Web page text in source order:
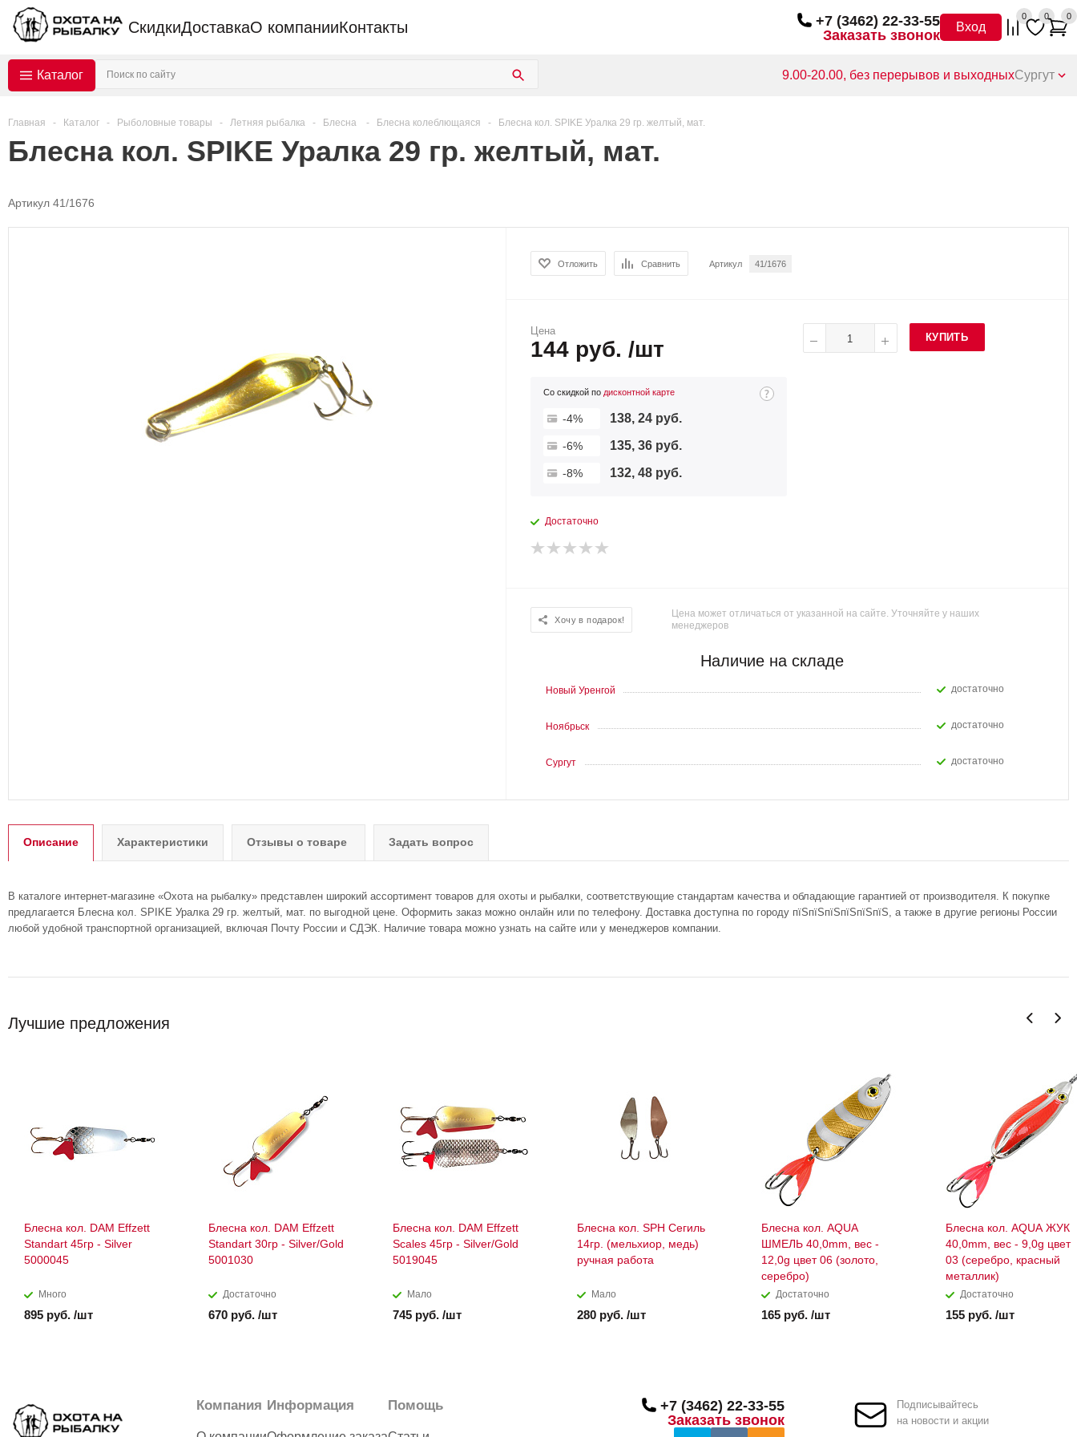
СкидкиДоставкаО компанииКонтакты
+7 (3462) 22-33-55
Заказать звонок
Вход
0 0 0
Каталог 9.00-20.00, без перерывов и выходныхСургут
Главная - Каталог - Рыболовные товары - Летняя рыбалка - Блесна - Блесна колеблющаяся - Блесна кол. SPIKE Уралка 29 гр. желтый, мат.
Блесна кол. SPIKE Уралка 29 гр. желтый, мат.
Артикул 41/1676
Отложить Сравнить Артикул 41/1676
Цена
144 руб. /шт
Со скидкой подисконтной карте
-4% 138, 24 руб.
-6% 135, 36 руб.
-8% 132, 48 руб.
Достаточно
КУПИТЬ
Хочу в подарок!
Цена может отличаться от указанной на сайте. Уточняйте у наших
менеджеров
Наличие на складе
Новый Уренгой Достаточно
Ноябрьск Достаточно
Сургут Достаточно
Описание Характеристики Отзывы о товаре Задать вопрос
В каталоге интернет-магазине «Охота на рыбалку» представлен широкий ассортимент товаров для охоты и рыбалки, соответствующие стандартам качества и обладающие гарантией от производителя. К покупке
предлагается Блесна кол. SPIKE Уралка 29 гр. желтый, мат. по выгодной цене. Оформить заказ можно онлайн или по телефону. Доставка доступна по городу пїЅпїЅпїЅпїЅпїЅпїЅ, а также в другие регионы России
любой удобной транспортной организацией, включая Почту России и СДЭК. Наличие товара можно узнать на сайте или у менеджеров компании.
Лучшие предложения
Блесна кол. DAM Effzett
Standart 45гр - Silver
5000045
Много
895 руб. /шт
Блесна кол. DAM Effzett
Standart 30гр - Silver/Gold
5001030
Достаточно
670 руб. /шт
Блесна кол. DAM Effzett
Scales 45гр - Silver/Gold
5019045
Мало
745 руб. /шт
Блесна кол. SPH Сегиль
14гр. (мельхиор, медь)
ручная работа
Мало
280 руб. /шт
Блесна кол. AQUA
ШМЕЛЬ 40,0mm, вес -
12,0g цвет 06 (золото,
серебро)
Достаточно
165 руб. /шт
Блесна кол. AQUA ЖУК
40,0mm, вес - 9,0g цвет
03 (серебро, красный
металлик)
Достаточно
155 руб. /шт
Компания Информация Помощь
+7 (3462) 22-33-55
Заказать звонок
Подписывайтесь
на новости и акции